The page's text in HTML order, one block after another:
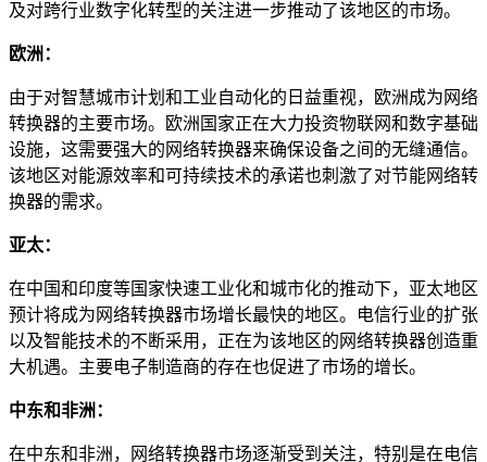
及对跨行业数字化转型的关注进一步推动了该地区的市场。
欧洲：
由于对智慧城市计划和工业自动化的日益重视，欧洲成为网络
转换器的主要市场。欧洲国家正在大力投资物联网和数字基础
设施，这需要强大的网络转换器来确保设备之间的无缝通信。
该地区对能源效率和可持续技术的承诺也刺激了对节能网络转
换器的需求。
亚太：
在中国和印度等国家快速工业化和城市化的推动下，亚太地区
预计将成为网络转换器市场增长最快的地区。电信行业的扩张
以及智能技术的不断采用，正在为该地区的网络转换器创造重
大机遇。主要电子制造商的存在也促进了市场的增长。
中东和非洲：
在中东和非洲，网络转换器市场逐渐受到关注，特别是在电信